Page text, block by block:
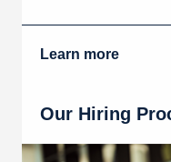
Learn more
Our Hiring